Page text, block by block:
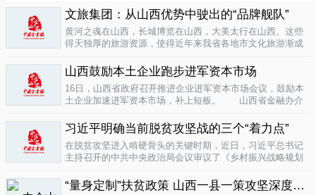
大对涉企乱收...
文旅集团：从山西优势中驶出的“品牌舰队”
黄河之魂在山西，长城博览在山西，大美太行在山西。这些
得天独厚的旅游资源，使得近年来我省各地市文化旅游渐成
业培育成...
山西鼓励本土企业跑步进军资本市场
16日，山西省政府召开推进企业进军资本市场会议，鼓励本
土企业加速进军资本市场，补上短板。 山西省金融办介
习近平明确当前脱贫攻坚战的三个“着力点”
在脱贫攻坚进入啃硬骨头的关键时期，近日，习近平总书记
主持召开的中共中央政治局会议审议了《乡村振兴战略规划
见》。...
“量身定制”扶贫政策 山西一县一策攻坚深度贫困